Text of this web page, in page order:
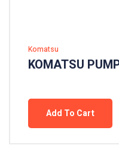
Komatsu
KOMATSU
Add To Cart